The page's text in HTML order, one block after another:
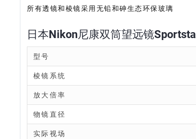
所有透镜和棱镜采用无铅和砷生态环保玻璃
日本Nikon尼康双筒望远镜
型号
棱镜系统
放大倍率
物镜直径
实际视场